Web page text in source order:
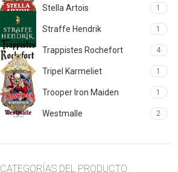
Stella Artois 1
Straffe Hendrik 1
Trappistes Rochefort 4
Tripel Karmeliet 1
Trooper Iron Maiden 1
Westmalle 2
CATEGORÍAS DEL PRODUCTO